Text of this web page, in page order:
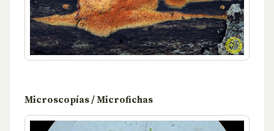
Microscopías / Microfichas